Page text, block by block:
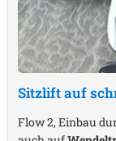
Sitzlift auf
Flow 2, Einbau